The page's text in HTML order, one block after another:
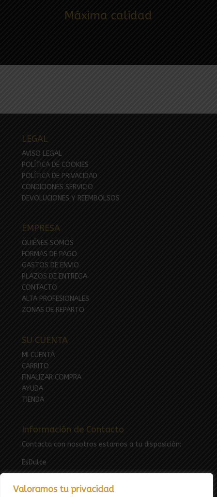
Valoramos tu privacidad
Máxima calidad
LEGAL
AVISO LEGAL
POLÍTICA DE COOKIES
POLÍTICA DE PRIVACIDAD
CONDICIONES SERVICIO
DEVOLUCIONES Y REEMBOLSOS
EMPRESA
QUIÉNES SOMOS
FORMAS DE PAGO
GASTOS DE ENVIO
PLAZOS DE ENTREGA
CONTACTO
ALTA PROFESIONALES
ZONAS DE REPARTO
SU CUENTA
MI CUENTA
CARRITO
FINALIZAR COMPRA
AYUDA
TIENDA
Información de Contacto
Contacta con nosotros estamos a tu disposición:
EsDulce